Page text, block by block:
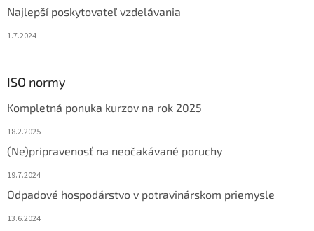
Najlepší poskytovateľ vzdelávania
1.7.2024
ISO normy
Kompletná ponuka kurzov na rok 2025
18.2.2025
(Ne)pripravenosť na neočakávané poruchy
19.7.2024
Odpadové hospodárstvo v potravinárskom priemysle
13.6.2024